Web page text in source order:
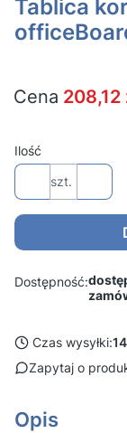
Tablica
Cena 208,12
Ilość
szt.
Dostępność:
Czas wysyłki:
Zapytaj o
Opis